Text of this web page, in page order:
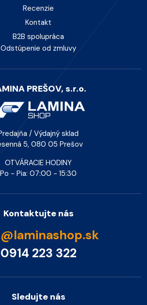
Recenzie
Kontakt
B2B spolupráca
Odstúpenie od zmluvy
PREŠOV, s.r.o.
/ Výdajný sklad
5, 080 05 Prešov
OTVÁRACIE HODINY
Po - Pia: 07:00 - 15:30
Kontaktujte nás
0914 223 322
Sledujte nás